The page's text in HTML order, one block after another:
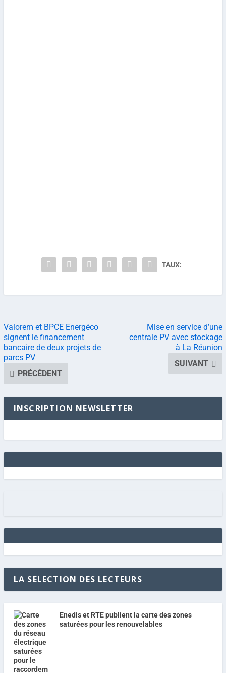
TAUX:
Valorem et BPCE Energéco
signent le financement
bancaire de deux projets de
parcs PV
PRÉCÉDENT
Mise en service d’une
centrale PV avec stockage
à La Réunion
SUIVANT
INSCRIPTION NEWSLETTER
LA SELECTION DES LECTEURS
Enedis et RTE publient la carte des zones
saturées pour les renouvelables